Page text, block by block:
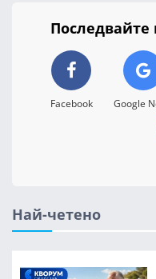
Facebook Google
Най-четено